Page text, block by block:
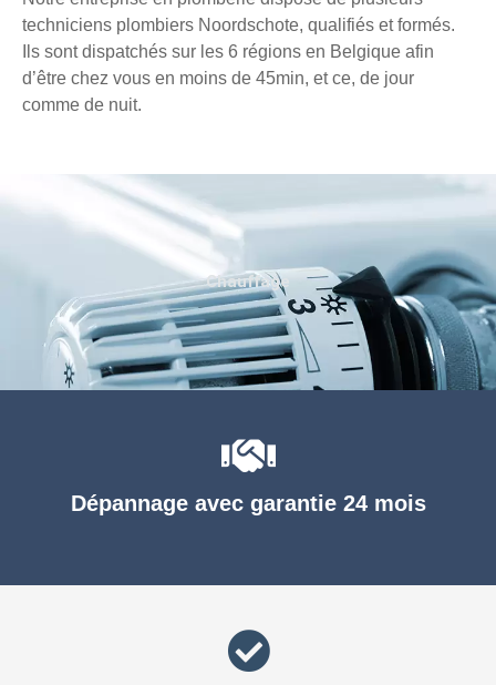
techniciens plombiers Noordschote, qualifiés et formés.
Ils sont dispatchés sur les 6 régions en Belgique afin
d’être chez vous en moins de 45min, et ce, de jour
comme de nuit.
Dépannage avec garantie 24 mois
Chauffage